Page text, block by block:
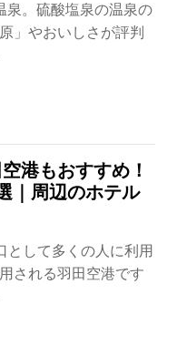
泉。硫酸塩泉の温泉の
」やおいしさが評判
港もおすすめ！
｜周辺のホテル
として多くの人に利用
される羽田空港です